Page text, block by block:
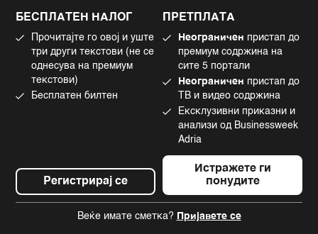
БЕСПЛАТЕН НАЛОГ
Прочитајте го овој и уште
три други текстови (не се
однесува на премиум
текстови)
Бесплатен билтен
Регистрирај се
ПРЕТПЛАТА
Неограничен пристап до
премиум содржина на
сите 5 портали
Неограничен пристап до
ТВ и видео содржина
Ексклузивни приказни и
анализи од Businessweek
Adria
Истражете ги
понудите
Веќе имате сметка? Пријавете се
Употреба на вештачка интелигенција
Tiktok
©2022 - 2026 Bloomberg L.P. All Rights Reserved. BLOOMBERG and the
BLOOMBERG logo are registered trademarks and service marks of
Bloomberg Finance L.P. or its subsidiaries, displayed with permission
Bloomberg Adria is a Mtel Swiss SA Property
News CMS by Cubes